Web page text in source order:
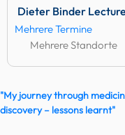
Dieter Binder
Mehrere Termine
Mehrere Standorte
"My journey through
discovery – lessons learnt"